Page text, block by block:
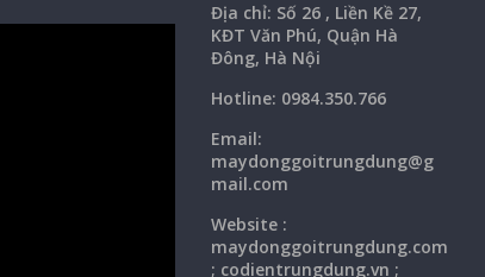
Địa chỉ: Số 26 , Liền Kề 27,
KĐT Văn Phú, Quận Hà
Đông, Hà Nội
Hotline: 0984.350.766
Email:
maydonggoitrungdung@g
mail.com
Website :
maydonggoitrungdung.com
; codientrungdung.vn ;